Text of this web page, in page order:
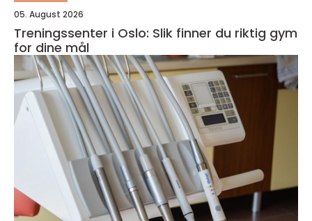
05. August 2026
Treningssenter i Oslo: Slik finner du riktig gym
for dine mål